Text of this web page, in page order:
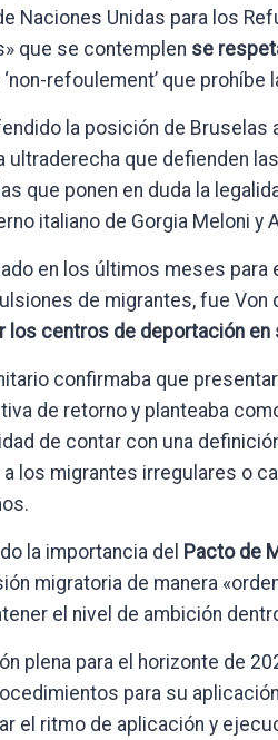
Naciones Unidas para los
que se contemplen se
refoulement’ que
la posición de
que defienden
que ponen en duda la
italiano de Gorgia Meloni y
en los últimos meses para
de migrantes, fue Von
los centros de deportación en
confirmaba que
de retorno y planteaba
de contar con una
los migrantes irregulares o
la importancia del Pacto de
migratoria de manera
el nivel de ambición
plena para el horizonte de
para su aplicación
el ritmo de aplicación y